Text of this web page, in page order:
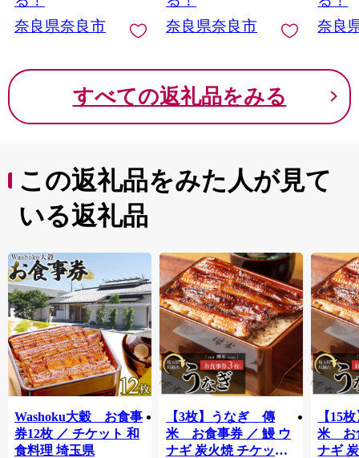
県 奈良市 和牛専門店
はじめ
奈良県奈良市
ン アペリティフ パー
ティ 誕生日 お祝い プ
奈良県奈良市
奈良
すべての返礼品をみる
この返礼品をみた人が見て
いる返礼品
Washoku大穀 お食事
券12枚 ／ チケット 和
食料理 埼玉県
【3枚】うなぎ 傳
米 お食事券 ／ 鰻 ウ
ナギ 炭火焼 チケット
【15
米 お
ナギ